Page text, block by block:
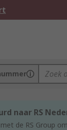
naar RS
de RS Group